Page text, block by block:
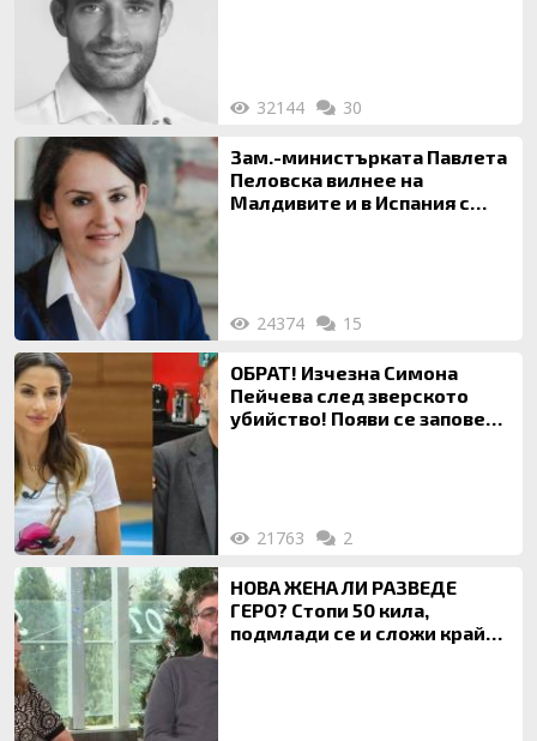
32144 30
Зам.-министърката Павлета
Пеловска вилнее на
Малдивите и в Испания с
24374 15
ОБРАТ! Изчезна Симона
Пейчева след зверското
убийство! Появи се заповед
21763 2
НОВА ЖЕНА ЛИ РАЗВЕДЕ
ГЕРО? Стопи 50 кила,
подмлади се и сложи край